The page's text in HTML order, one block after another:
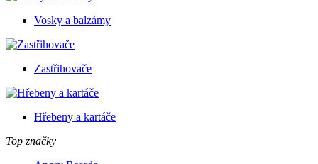
Vosky a balzámy
Zastřihovače
Hřebeny a kartáče
Top značky